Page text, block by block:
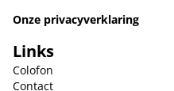
Onze privacyverklaring
Links
Colofon
Contact